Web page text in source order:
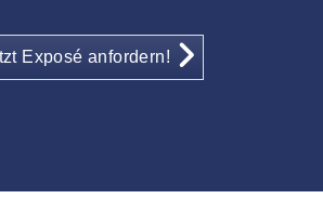
Exposé anfordern!